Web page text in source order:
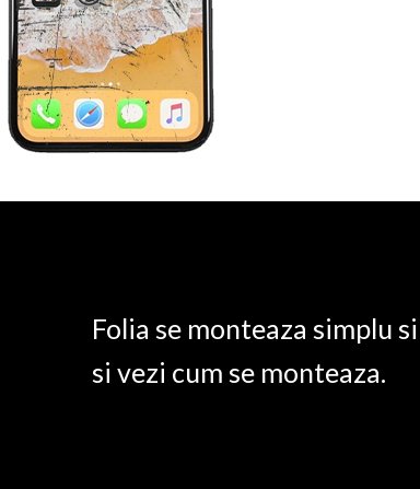
Folia se monteaza simplu
si vezi cum se monteaza.